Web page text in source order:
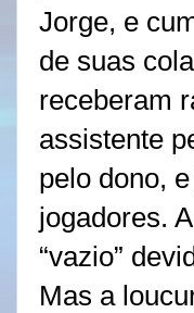
Jorge, e
de suas
receberam
assistente
pelo dono,
jogadores.
“vazio”
Mas a